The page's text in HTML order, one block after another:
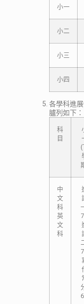
小一
小二
小三
小四
各學科進
臚列如下：
科
目
(
中
文
科
英
文
科